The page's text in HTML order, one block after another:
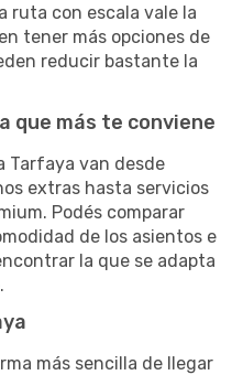
ruta con escala vale la
tener más opciones de
reducir bastante la
que más te conviene
Tarfaya van desde
extras hasta servicios
Podés comparar
de los asientos e
la que se adapta
más sencilla de llegar